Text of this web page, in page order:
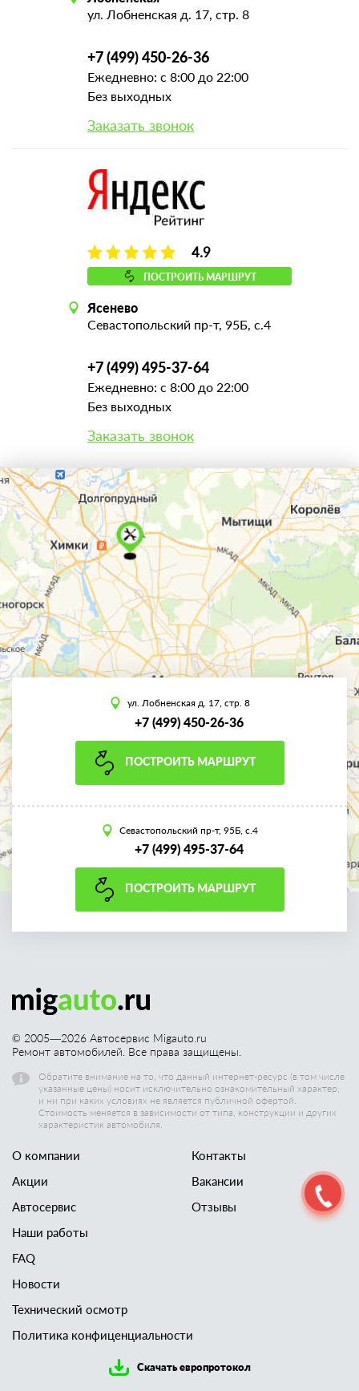
ул. Лобненская д. 17, стр. 8
+7 (499) 450-26-36
Ежедневно: с 8:00 до 22:00
Без выходных
Заказать звонок
4.9
ПОСТРОИТЬ МАРШРУТ
Ясенево
Севастопольский пр-т, 95Б, с.4
+7 (499) 495-37-64
Ежедневно: с 8:00 до 22:00
Без выходных
Заказать звонок
ул. Лобненская д. 17, стр. 8
+7 (499) 450-26-36
ПОСТРОИТЬ МАРШРУТ
Севастопольский пр-т, 95Б, с.4
+7 (499) 495-37-64
ПОСТРОИТЬ МАРШРУТ
© 2005—2026 Автосервис Migauto.ru
Ремонт автомобилей. Все права защищены.
Обратите внимание на то, что данный интернет-ресурс (в том числе
указанные цены) носит исключительно ознакомительный характер,
и ни при каких условиях не является публичной офертой.
Стоимость меняется в зависимости от типа, конструкции и других
характеристик автомобиля.
О компании
Акции
Автосервис
Наши работы
Контакты
Вакансии
Отзывы
FAQ
Новости
Технический осмотр
Политика конфиценциальности
Скачать европротокол